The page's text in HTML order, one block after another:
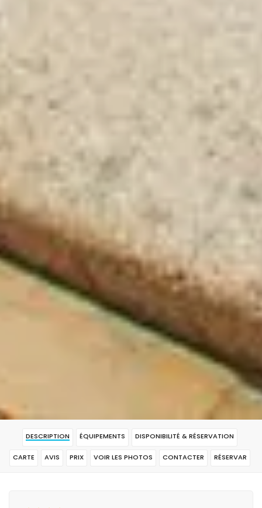
DESCRIPTION ÉQUIPEMENTS DISPONIBILITÉ & RÉSERVATION
CARTE AVIS PRIX VOIR LES PHOTOS CONTACTER RÉSERVAR